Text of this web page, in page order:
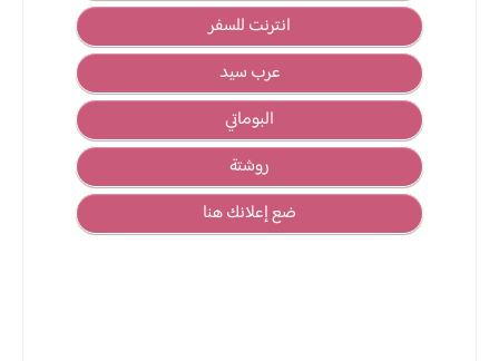
انترنت للسفر
عرب سيد
البوماتي
روشتة
ضع إعلانك هنا